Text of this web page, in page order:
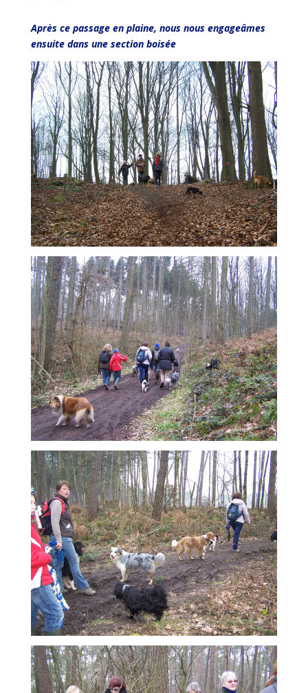
Après ce passage en plaine, nous nous engageâmes
ensuite dans une section boisée